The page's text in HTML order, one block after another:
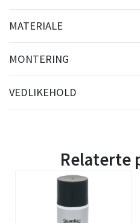
MATERIALE
MONTERING
VEDLIKEHOLD
Relaterte